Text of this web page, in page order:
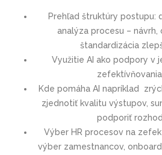
Prehľad štruktúry postupu:
analýza procesu – návrh,
štandardizácia
Využitie AI ako podpory v
Kde pomáha AI napríklad
zjednotiť kvalitu výstupov,
podporiť
Výber HR procesov na
výber zamestnancov,